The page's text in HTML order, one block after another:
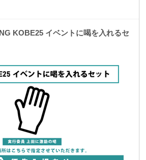
KOBE25 イベントに喝を入れるセ